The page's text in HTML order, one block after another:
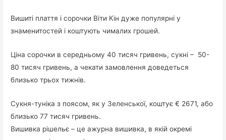
Вишиті плаття і сорочки Віти Кін дуже популярні у
знаменитостей і коштують чималих грошей.
Ціна сорочки в середньому 40 тисяч гривень, сукні – 50-
80 тисяч гривень, а чекати замовлення доведеться
близько трьох тижнів.
Сукня-туніка з поясом, як у Зеленської, коштує € 2671, або
близько 77 тисяч гривень.
Вишивка рішельє – це ажурна вишивка, в якій окремі